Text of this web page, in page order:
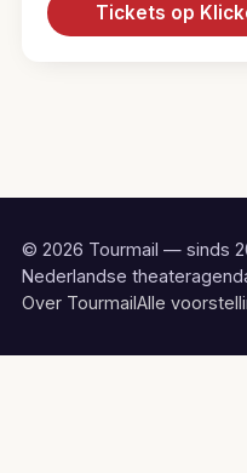
Tickets op
© 2026 Tourmail — sinds
Nederlandse
Over TourmailAlle